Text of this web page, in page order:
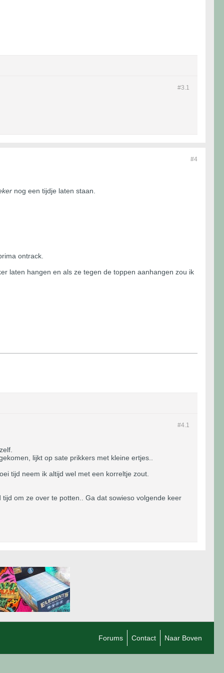
#3.1
#4
nog een tijdje laten staan.
ontrack.
laten hangen en als ze tegen de toppen aanhangen zou ik
#4.1
lijkt op sate prikkers met kleine ertjes..
tijd neem ik altijd wel met een korreltje zout.
om ze over te potten.. Ga dat sowieso volgende keer
Forums Contact Naar Boven